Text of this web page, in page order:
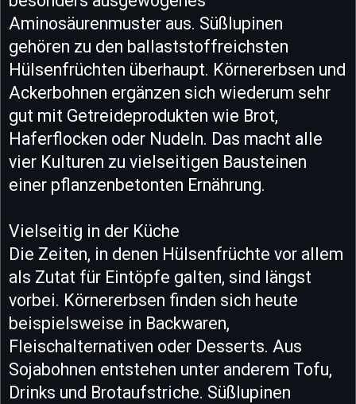
Aminosäurenmuster aus. Süßlupinen
gehören zu den ballaststoffreichsten
Hülsenfrüchten überhaupt. Körnererbsen und
Ackerbohnen ergänzen sich wiederum sehr
gut mit Getreideprodukten wie Brot,
Haferflocken oder Nudeln. Das macht alle
vier Kulturen zu vielseitigen Bausteinen
einer pflanzenbetonten Ernährung.
Vielseitig in der Küche
Die Zeiten, in denen Hülsenfrüchte vor allem
als Zutat für Eintöpfe galten, sind längst
vorbei. Körnererbsen finden sich heute
beispielsweise in Backwaren,
Fleischalternativen oder Desserts. Aus
Sojabohnen entstehen unter anderem Tofu,
Drinks und Brotaufstriche. Süßlupinen